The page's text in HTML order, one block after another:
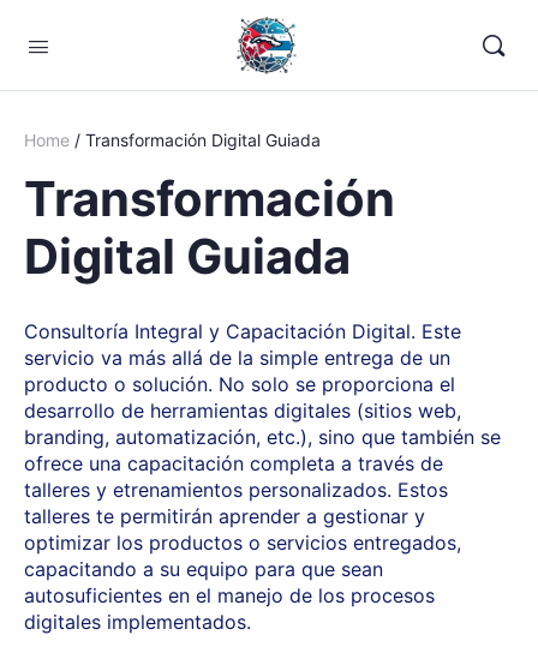
Home / Transformación Digital Guiada
Transformación
Digital Guiada
Consultoría Integral y Capacitación Digital. Este
servicio va más allá de la simple entrega de un
producto o solución. No solo se proporciona el
desarrollo de herramientas digitales (sitios web,
branding, automatización, etc.), sino que también se
ofrece una capacitación completa a través de
talleres y etrenamientos personalizados. Estos
talleres te permitirán aprender a gestionar y
optimizar los productos o servicios entregados,
capacitando a su equipo para que sean
autosuficientes en el manejo de los procesos
digitales implementados.